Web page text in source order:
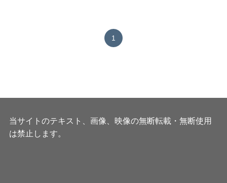
1
当サイトのテキスト、画像、映像の無断転載・無断使用
は禁止します。